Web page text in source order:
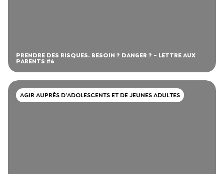
PRENDRE DES RISQUES. BESOIN ? DANGER ? - LETTRE AUX
PARENTS #6
AGIR AUPRÈS D’ADOLESCENTS ET DE JEUNES ADULTES